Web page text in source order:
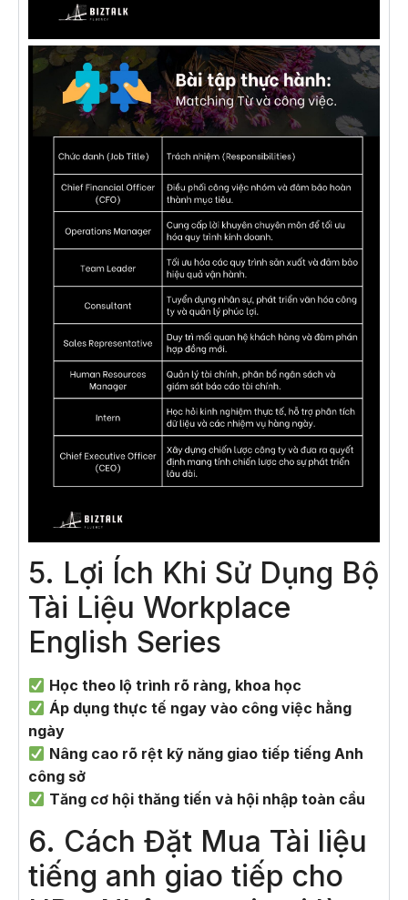
5. Lợi Ích Khi Sử Dụng Bộ
Tài Liệu Workplace
English Series
Học theo lộ trình rõ ràng, khoa học
Áp dụng thực tế ngay vào công việc hằng
ngày
Nâng cao rõ rệt kỹ năng giao tiếp tiếng Anh
công sở
Tăng cơ hội thăng tiến và hội nhập toàn cầu
6. Cách Đặt Mua Tài liệu
tiếng anh giao tiếp cho